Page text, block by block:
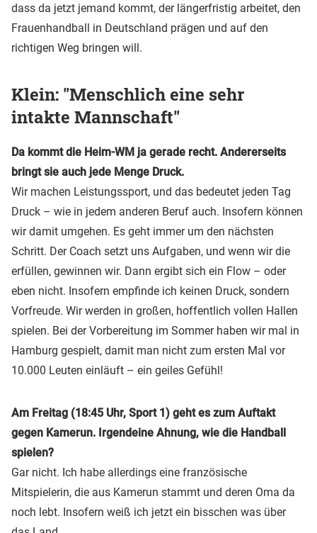
dass da jetzt jemand kommt, der längerfristig arbeitet, den
Frauenhandball in Deutschland prägen und auf den
richtigen Weg bringen will.
Klein: "Menschlich eine sehr
intakte Mannschaft"
Da kommt die Heim-WM ja gerade recht. Andererseits
bringt sie auch jede Menge Druck.
Wir machen Leistungssport, und das bedeutet jeden Tag
Druck – wie in jedem anderen Beruf auch. Insofern können
wir damit umgehen. Es geht immer um den nächsten
Schritt. Der Coach setzt uns Aufgaben, und wenn wir die
erfüllen, gewinnen wir. Dann ergibt sich ein Flow – oder
eben nicht. Insofern empfinde ich keinen Druck, sondern
Vorfreude. Wir werden in großen, hoffentlich vollen Hallen
spielen. Bei der Vorbereitung im Sommer haben wir mal in
Hamburg gespielt, damit man nicht zum ersten Mal vor
10.000 Leuten einläuft – ein geiles Gefühl!
Am Freitag (18:45 Uhr, Sport 1) geht es zum Auftakt
gegen Kamerun. Irgendeine Ahnung, wie die Handball
spielen?
Gar nicht. Ich habe allerdings eine französische
Mitspielerin, die aus Kamerun stammt und deren Oma da
noch lebt. Insofern weiß ich jetzt ein bisschen was über